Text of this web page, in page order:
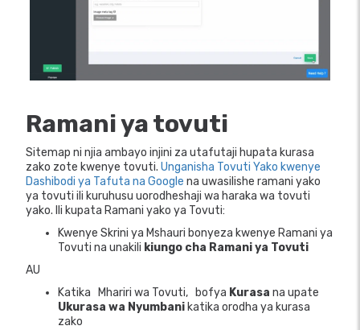
Ramani ya tovuti
Sitemap ni njia ambayo injini za utafutaji hupata kurasa
zako zote kwenye tovuti. Unganisha Tovuti Yako kwenye
Dashibodi ya Tafuta na Google na uwasilishe ramani yako
ya tovuti ili kuruhusu uorodheshaji wa haraka wa tovuti
yako. Ili kupata Ramani yako ya Tovuti:
Kwenye Skrini ya Mshauri bonyeza kwenye Ramani ya
Tovuti na unakili kiungo cha Ramani ya Tovuti
AU
Katika Mhariri wa Tovuti, bofya Kurasa na upate
Ukurasa wa Nyumbanikatika orodha ya kurasa
zako